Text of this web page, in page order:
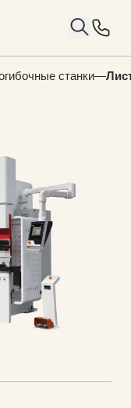
станки—